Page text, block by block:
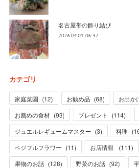
名古屋帯の飾り結び
2026.04.01 06:32
カテゴリ
家庭菜園 (12) お勧め品 (68) お出か
お薦めの食材 (93) プレゼント (114)
ジュエルレギュームマスター (3) 料理 (
ベジフルフラワー (11) お店情報 (111)
果物のお話 (128) 野菜のお話 (92)